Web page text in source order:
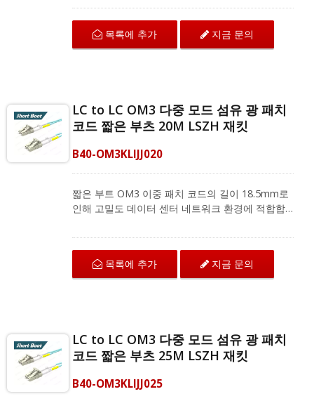
는 구부림 저항 섬유로 뛰어난 기계적 보호와 IEC
및 ANSI/TIA 표준에 따른 우수한 전송 품질을 제공
합니다. 다중 모드 이중 패치 코드는 지역 네트워크,
광섬유 통신 시스템 및 CATV 응용 프로그램을 위
목록에 추가 지금 문의
LC to LC OM3 다중 모드 섬유 광 패치
코드 짧은 부츠 20M LSZH 재킷
B40-OM3KLIJJ020
짧은 부트 OM3 이중 패치 코드의 길이 18.5mm로
인해 고밀도 데이터 센터 네트워크 환경에 적합합
는 구부림 저항 섬유로 뛰어난 기계적 보호와 IEC
및 ANSI/TIA 표준에 따른 우수한 전송 품질을 제공
합니다. 다중 모드 이중 패치 코드는 지역 네트워크,
광섬유 통신 시스템 및 CATV 응용 프로그램을 위
목록에 추가 지금 문의
LC to LC OM3 다중 모드 섬유 광 패치
코드 짧은 부츠 25M LSZH 재킷
B40-OM3KLIJJ025